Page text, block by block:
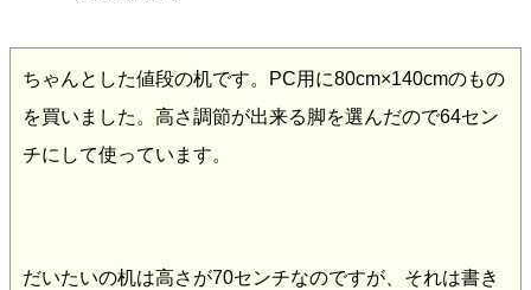
ちゃんとした値段の机です。PC用に80cm×140cmのもの
を買いました。高さ調節が出来る脚を選んだので64セン
チにして使っています。
だいたいの机は高さが70センチなのですが、それは書き